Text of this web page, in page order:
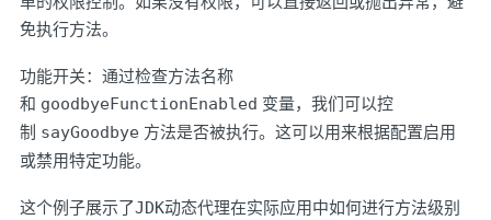
免执行方法。
功能开关：通过检查方法名称
和 goodbyeFunctionEnabled 变量，我们可以控
制 sayGoodbye 方法是否被执行。这可以用来根据配置启用
或禁用特定功能。
这个例子展示了JDK动态代理在实际应用中如何进行方法级别